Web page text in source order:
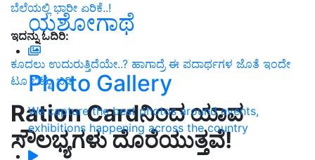
ಯಶೋಗಾಥೆ
Photo Gallery
We capture the best photos around events,
exhibitions happening across the country
ಬೆಲೆಯಲ್ಲಿ ಭಾರೀ ಏರಿಕೆ..!
ಇದನ್ನು ಓದಿರಿ:
ಕೂದಲು ಉದುರುತ್ತಿದೆಯೇ..? ಹಾಗಾದ್ರೆ ಈ ಪದಾರ್ಥಗಳ ಜೊತೆ ಇಂದೇ
ಟೂ ಬಿಟ್ಟು ಬಿಡಿ
Ration Cardನಿಂದ ಯಾವ
ಸೌಲಭ್ಯಗಳು ದೊರೆಯುತ್ತವೆ!